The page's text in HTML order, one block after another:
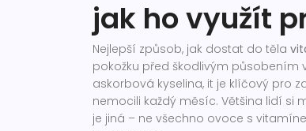
jak ho využít
Nejlepší způsob, jak dostat do těla
pokožku před škodlivým působením
askorbová kyselina, it je klíčový pro
nemocili každý měsíc. Většina lidí si
je jiná – ne všechno ovoce s